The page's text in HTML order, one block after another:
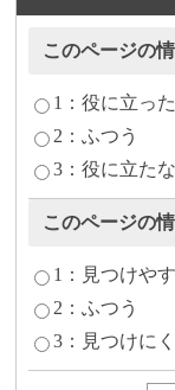
このページの
1：役に立った
2：ふつう
3：役に立た
このページの
1：見つけや
2：ふつう
3：見つけに